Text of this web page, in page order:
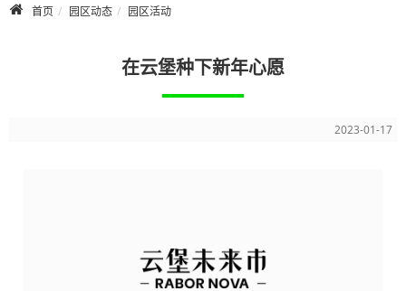
首页 园区动态 园区活动
在云堡种下新年心愿
2023-01-17